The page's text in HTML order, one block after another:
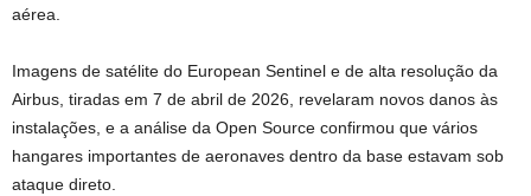
aérea.
Imagens de satélite do European Sentinel e de alta resolução da
Airbus, tiradas em 7 de abril de 2026, revelaram novos danos às
instalações, e a análise da Open Source confirmou que vários
hangares importantes de aeronaves dentro da base estavam sob
ataque direto.